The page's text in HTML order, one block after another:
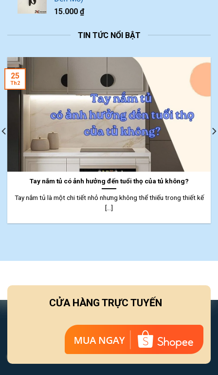
15.000 ₫
TIN TỨC NỔI BẬT
Tay nắm tủ có ảnh hưởng đến tuổi thọ của tủ không?
Tay nắm tủ là một chi tiết nhỏ nhưng không thể thiếu trong thiết kế
[...]
25
Th2
CỬA HÀNG TRỰC TUYẾN